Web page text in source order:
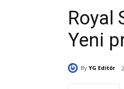
Royal
Yeni
By YG Editör